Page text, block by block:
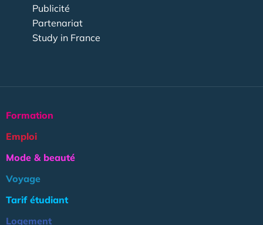
Publicité
Partenariat
Study in France
Formation
Emploi
Mode & beauté
Voyage
Tarif étudiant
Logement